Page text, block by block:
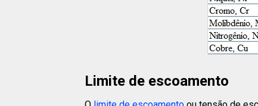
Limite de escoamento